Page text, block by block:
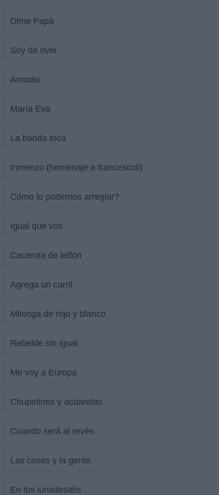
Dime Papá
Soy de river
Amodio
María Eva
La banda toca
Inmenzo (homenaje a francescoli)
Cómo lo podemos arreglar?
Igual que vos
Cacerola de teflón
Agrega un carril
Milonga de rojo y blanco
Rebelde sin igual
Me voy a Europa
Chupetines y acuarelas
Cuando será al revés
Las cosas y la gente
En los iunaitestéis